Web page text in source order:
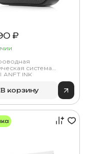
₽
система
INK
В корзину